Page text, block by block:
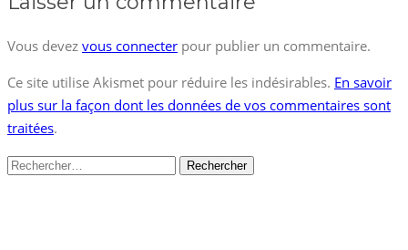
Vous devez vous connecter pour publier un commentaire.
Ce site utilise Akismet pour réduire les indésirables. En savoir
plus sur la façon dont les données de vos commentaires sont
traitées.
Rechercher :